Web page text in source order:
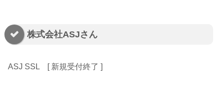
株式会社ASJさん
ASJ SSL [ 新規受付終了 ]